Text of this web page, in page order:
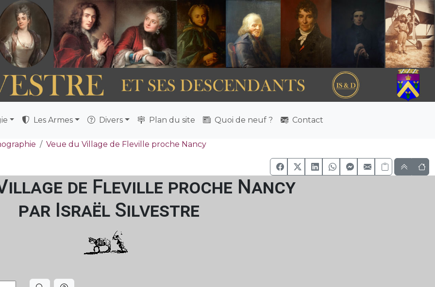
Les Armes Divers Plan du site Quoi de neuf ? Contact
Veue du Village de Fleville proche Nancy
de Fleville proche Nancy
par Israël Silvestre